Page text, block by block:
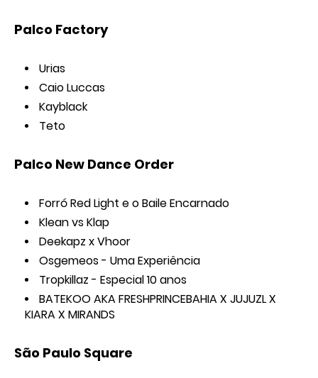
Palco Factory
Urias
Caio Luccas
Kayblack
Teto
Palco New Dance Order
Forró Red Light e o Baile Encarnado
Klean vs Klap
Deekapz x Vhoor
Osgemeos - Uma Experiência
Tropkillaz - Especial 10 anos
BATEKOO AKA FRESHPRINCEBAHIA X JUJUZL X
KIARA X MIRANDS
São Paulo Square